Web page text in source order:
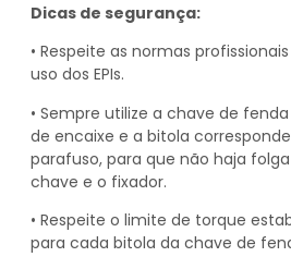
Dicas de segurança:
• Respeite as normas
uso dos EPIs.
• Sempre utilize a chave de
de encaixe e a bitola
parafuso, para que não haja
chave e o fixador.
• Respeite o limite de torque
para cada bitola da chave de